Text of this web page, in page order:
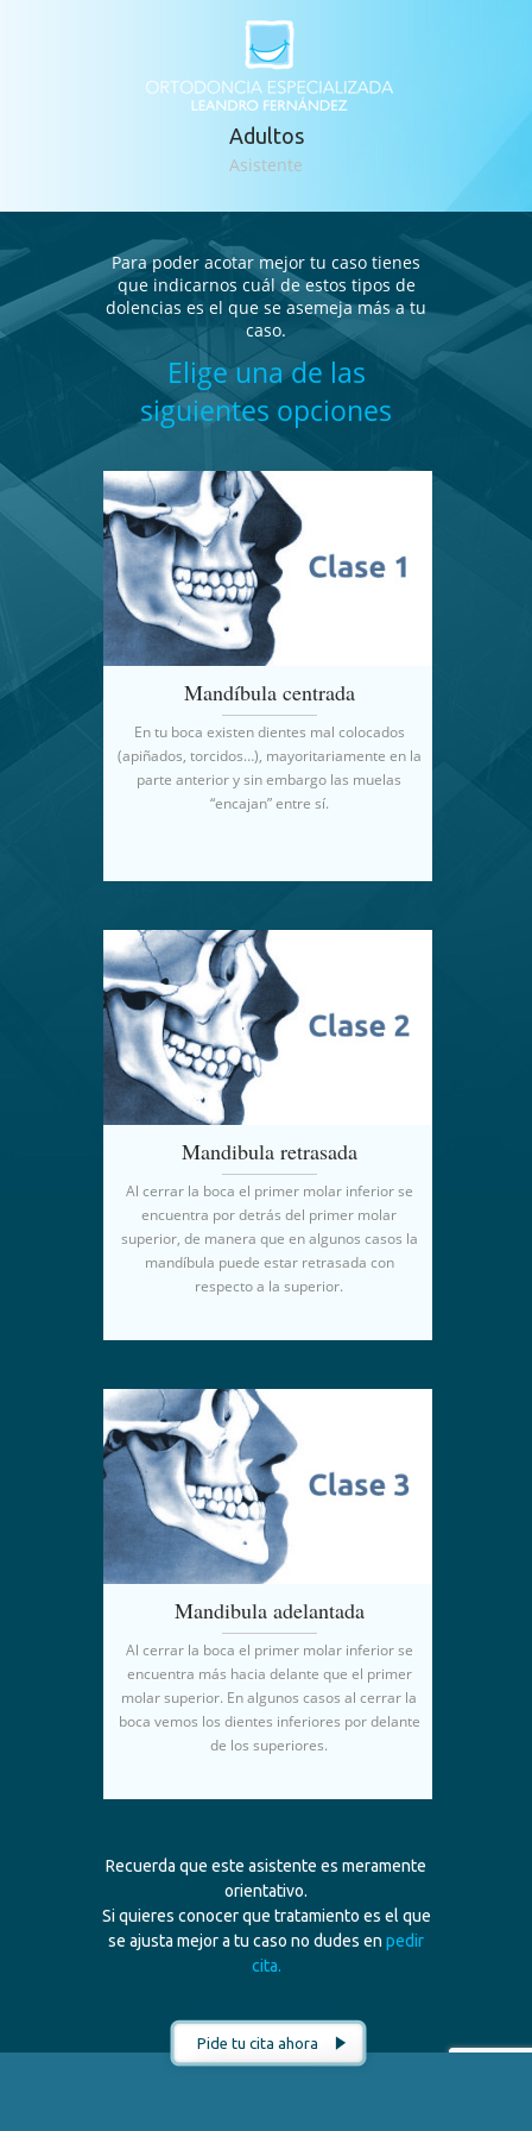
Adultos
Asistente
Para poder acotar mejor tu caso tienes
que indicarnos cuál de estos tipos de
dolencias es el que se asemeja más a tu
caso.
Elige una de las
siguientes opciones
Mandíbula centrada
En tu boca existen dientes mal colocados
(apiñados, torcidos…), mayoritariamente en la
parte anterior y sin embargo las muelas
“encajan” entre sí.
Mandibula retrasada
Al cerrar la boca el primer molar inferior se
encuentra por detrás del primer molar
superior, de manera que en algunos casos la
mandíbula puede estar retrasada con
respecto a la superior.
Mandibula adelantada
Al cerrar la boca el primer molar inferior se
encuentra más hacia delante que el primer
molar superior. En algunos casos al cerrar la
boca vemos los dientes inferiores por delante
de los superiores.
Recuerda que este asistente es meramente
orientativo.
Si quieres conocer que tratamiento es el que
se ajusta mejor a tu caso no dudes en pedir
cita.
Pide tu cita ahora